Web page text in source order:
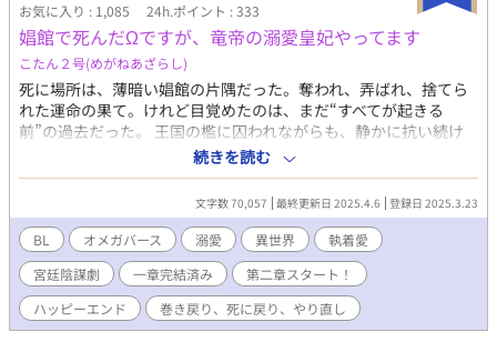
お気に入り : 1,085 24h.ポイント : 333
娼館で死んだΩですが、竜帝の溺愛皇妃やってます
こたん２号(めがねあざらし)
死に場所は、薄暗い娼館の片隅だった。奪われ、弄ばれ、捨てら
れた運命の果て。けれど目覚めたのは、まだ“すべてが起きる
前”の過去だった。 王国の檻に囚われながらも、静かに抗い続け
た日々。その中で出会った“彼”が、冷え切った運命に、初めて温
もりを灯す。 運命を塗り替えるために歩み始めた、険しくも孤独
な道の先。そこで待っていたのは、金の瞳を持つ竜帝—— 「お前
を、誰にも渡すつもりはない」 溺愛、独占、そしてトラヴィスの
宮廷に渦巻く陰謀と政敵たち。死に戻ったΩは、今度こそ自分自
身を救うため、皇妃として“未来”を手繰り寄せる。 愛され、試さ
れ、それでも生き抜くために——第二章、ここに開幕。
続きを読む
文字数 70,057 最終更新日 2025.4.6 登録日 2025.3.23
BL オメガバース 溺愛 異世界
執着愛
宮廷陰謀劇
一章完結済み
第二章スタート！
ハッピーエンド
巻き戻り、死に戻り、やり直し